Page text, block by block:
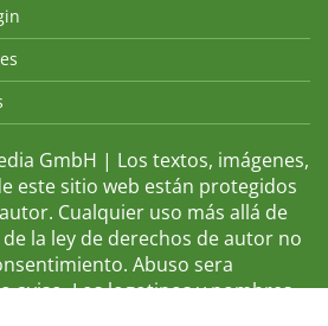
GmbH | Los textos, imágenes,
este sitio web están protegidos
Cualquier uso más allá de
la ley de derechos de autor no
Abuso sera
aviso. Los logotipos y nombres